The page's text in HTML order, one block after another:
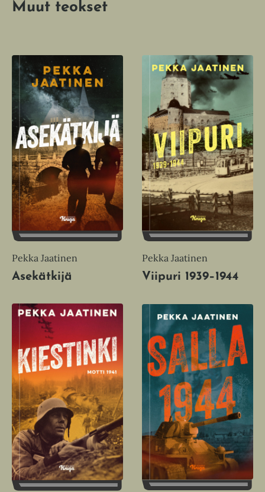
Muut teokset
Pekka Jaatinen
Asekätkijä
Pekka Jaatinen
Viipuri 1939–1944